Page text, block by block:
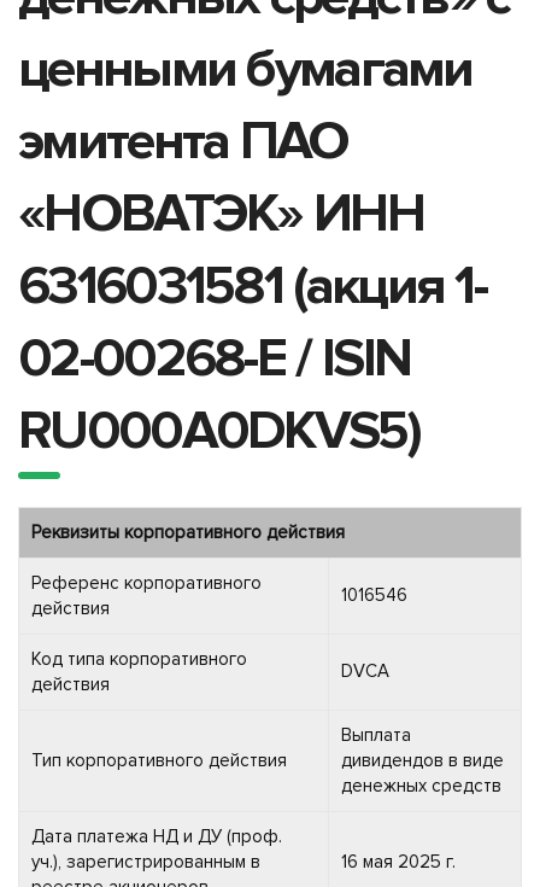
ценными бумагами
эмитента ПАО
«НОВАТЭК» ИНН
6316031581 (акция 1-
02-00268-E / ISIN
RU000A0DKVS5)
Реквизиты корпоративного действия
Референс корпоративного
действия
1016546
Код типа корпоративного
действия
DVCA
Тип корпоративного действия
Выплата
дивидендов в виде
денежных средств
Дата платежа НД и ДУ (проф.
уч.), зарегистрированным в
16 мая 2025 г.